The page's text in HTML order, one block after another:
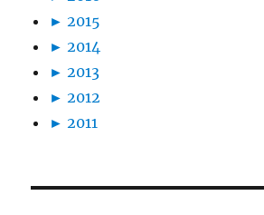
►2015
►2014
►2013
►2012
►2011